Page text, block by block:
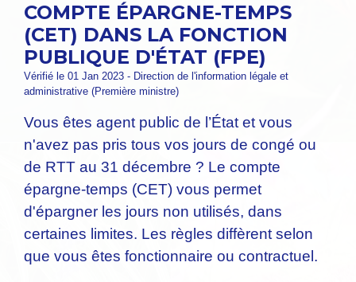
COMPTE ÉPARGNE-TEMPS
(CET) DANS LA FONCTION
PUBLIQUE D'ÉTAT (FPE)
Vérifié le 01 Jan 2023 - Direction de l'information légale et
administrative (Première ministre)
Vous êtes agent public de l’État et vous
n'avez pas pris tous vos jours de congé ou
de RTT au 31 décembre ? Le compte
épargne-temps (CET) vous permet
d'épargner les jours non utilisés, dans
certaines limites. Les règles diffèrent selon
que vous êtes fonctionnaire ou contractuel.